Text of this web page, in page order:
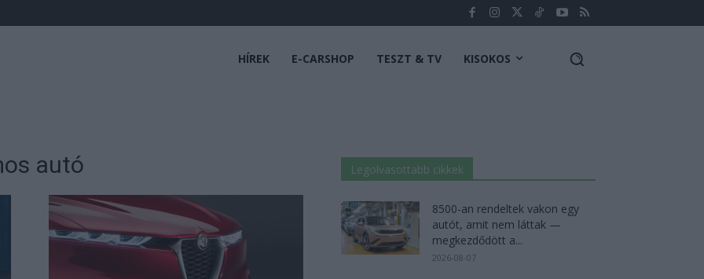
HÍREK E-CARSHOP TESZT & TV KISOKOS
autó Legolvasottabb cikkek
8500-an rendeltek vakon egy
autót, amit nem láttak —
megkezdődött a...
2026-08-07